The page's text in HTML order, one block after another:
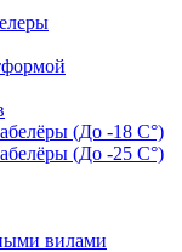
(До -18 C°)
(До -25 C°)
вилами